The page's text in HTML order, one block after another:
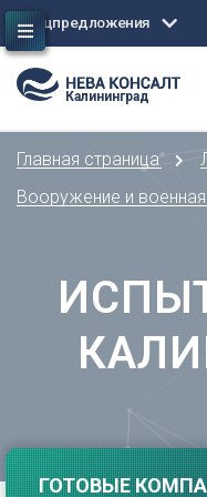
Москва
Санкт-
Б
Барнаул
Белгород
Брянск
Владивосток
Владикавказ
Спецпредложения
Калининград
Главная страница
Вооружение и военная
ГОТОВЫЕ